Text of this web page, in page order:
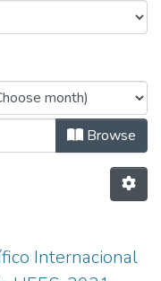
Browse
Internacional